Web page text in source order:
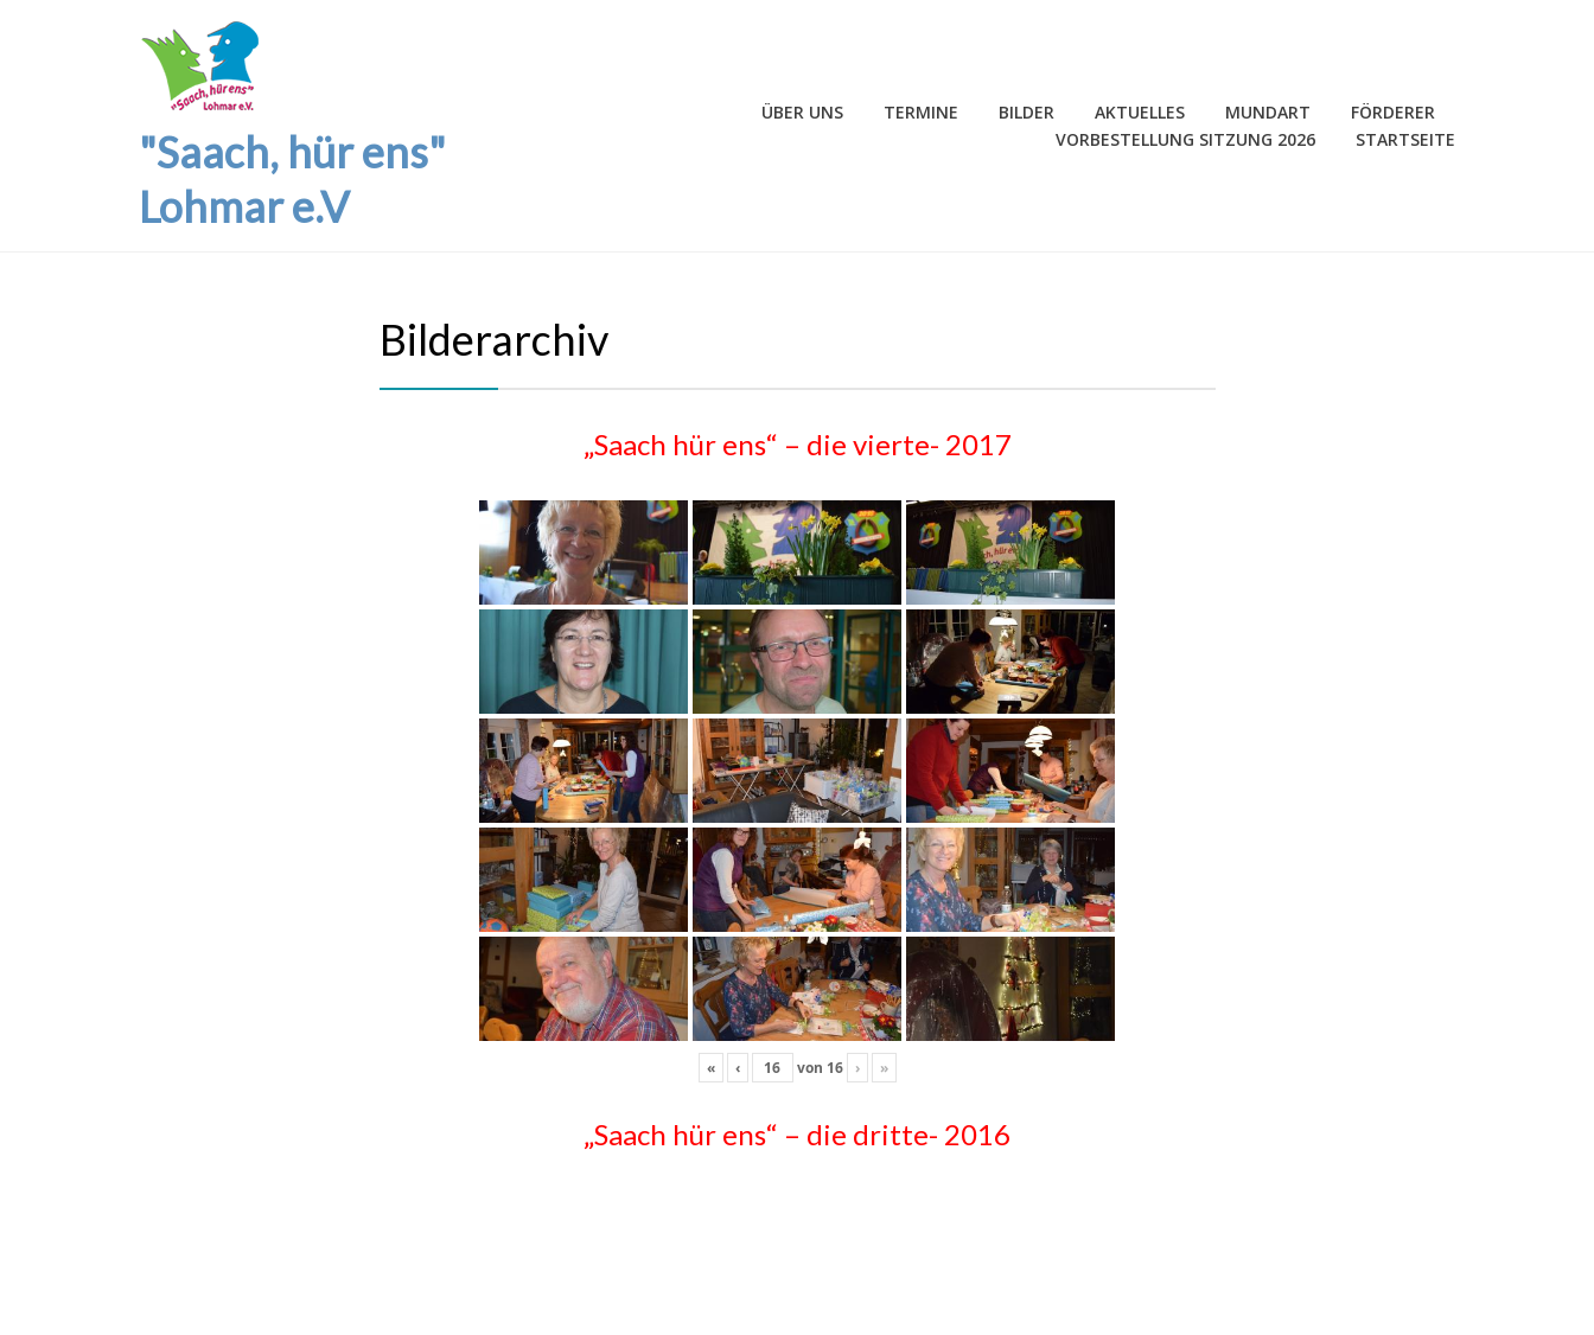
"Saach, hür ens"
Lohmar e.V
ÜBER UNS TERMINE BILDER AKTUELLES MUNDART
FÖRDERER
VORBESTELLUNG SITZUNG 2026
STARTSEITE
Bilderarchiv
„Saach hür ens“ – die vierte- 2017
« ‹ von 16 › »
„Saach hür ens“ – die dritte- 2016